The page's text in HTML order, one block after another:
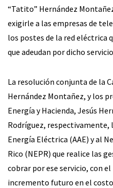
“Tatito” Hernández
exigirle a las empresas de
los postes de la red eléctrica
que adeudan por dicho
La resolución conjunta de la
Hernández Montañez, y los
Energía y Hacienda, Jesús
Rodríguez, respectivamente,
Energía Eléctrica (AAE) y al
Rico (NEPR) que realice las
cobrar por ese servicio, con
incremento futuro en el